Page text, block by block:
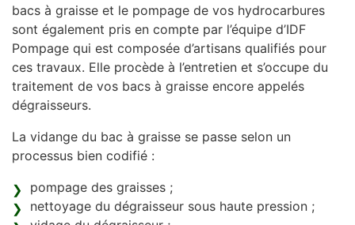
bacs à graisse et le pompage de vos hydrocarbures
sont également pris en compte par l’équipe d’IDF
Pompage qui est composée d’artisans qualifiés pour
ces travaux. Elle procède à l’entretien et s’occupe du
traitement de vos bacs à graisse encore appelés
dégraisseurs.
La vidange du bac à graisse se passe selon un
processus bien codifié :
pompage des graisses ;
nettoyage du dégraisseur sous haute pression ;